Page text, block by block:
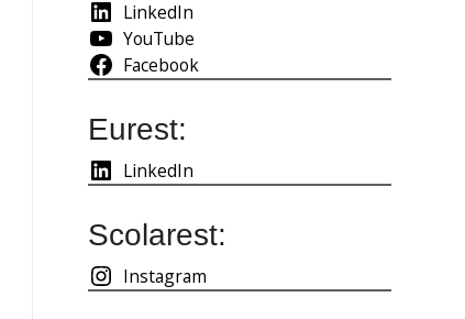
LinkedIn
YouTube
Facebook
Eurest:
LinkedIn
Scolarest:
Instagram